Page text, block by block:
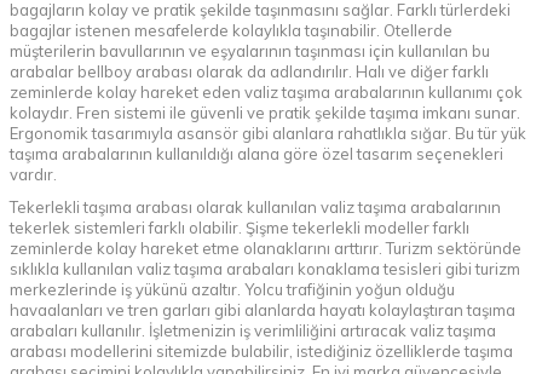
bagajların kolay ve pratik şekilde taşınmasını sağlar. Farklı türlerdeki
bagajlar istenen mesafelerde kolaylıkla taşınabilir. Otellerde
müşterilerin bavullarının ve eşyalarının taşınması için kullanılan bu
arabalar bellboy arabası olarak da adlandırılır. Halı ve diğer farklı
zeminlerde kolay hareket eden valiz taşıma arabalarının kullanımı çok
kolaydır. Fren sistemi ile güvenli ve pratik şekilde taşıma imkanı sunar.
Ergonomik tasarımıyla asansör gibi alanlara rahatlıkla sığar. Bu tür yük
taşıma arabalarının kullanıldığı alana göre özel tasarım seçenekleri
vardır.
Tekerlekli taşıma arabası olarak kullanılan valiz taşıma arabalarının
tekerlek sistemleri farklı olabilir. Şişme tekerlekli modeller farklı
zeminlerde kolay hareket etme olanaklarını arttırır. Turizm sektöründe
sıklıkla kullanılan valiz taşıma arabaları konaklama tesisleri gibi turizm
merkezlerinde iş yükünü azaltır. Yolcu trafiğinin yoğun olduğu
havaalanları ve tren garları gibi alanlarda hayatı kolaylaştıran taşıma
arabaları kullanılır. İşletmenizin iş verimliliğini artıracak valiz taşıma
arabası modellerini sitemizde bulabilir, istediğiniz özelliklerde taşıma